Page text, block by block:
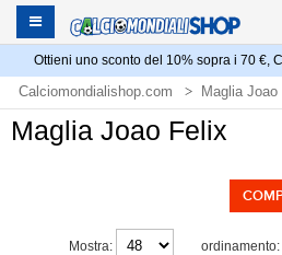
Ottieni uno sconto del 10% sopra i 70 €,
Calciomondialishop.com Maglia Joao
Maglia Joao Felix
ordinamento:
Mostra: